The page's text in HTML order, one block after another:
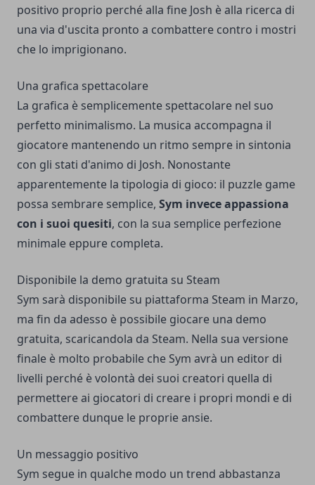
positivo proprio perché alla fine Josh è alla ricerca di
una via d'uscita pronto a combattere contro i mostri
che lo imprigionano.
Una grafica spettacolare
La grafica è semplicemente spettacolare nel suo
perfetto minimalismo. La musica accompagna il
giocatore mantenendo un ritmo sempre in sintonia
con gli stati d'animo di Josh. Nonostante
apparentemente la tipologia di gioco: il puzzle game
possa sembrare semplice, Sym invece appassiona
con i suoi quesiti, con la sua semplice perfezione
minimale eppure completa.
Disponibile la demo gratuita su Steam
Sym sarà disponibile su piattaforma Steam in Marzo,
ma fin da adesso è possibile giocare una demo
gratuita, scaricandola da Steam. Nella sua versione
finale è molto probabile che Sym avrà un editor di
livelli perché è volontà dei suoi creatori quella di
permettere ai giocatori di creare i propri mondi e di
combattere dunque le proprie ansie.
Un messaggio positivo
Sym segue in qualche modo un trend abbastanza